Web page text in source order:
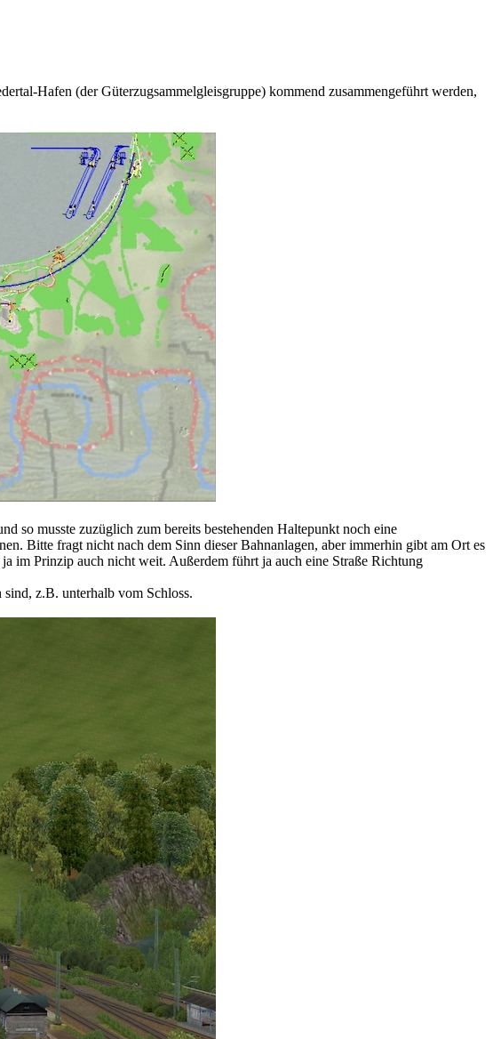
Hafen (der Güterzugsammelgleisgruppe) kommend zusammengeführt werden,
so musste zuzüglich zum bereits bestehenden Haltepunkt noch eine
Bitte fragt nicht nach dem Sinn dieser Bahnanlagen, aber immerhin gibt am Ort es
im Prinzip auch nicht weit. Außerdem führt ja auch eine Straße Richtung
z.B. unterhalb vom Schloss.